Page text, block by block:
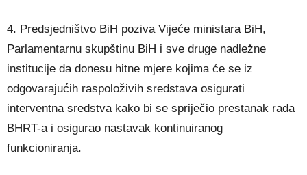
4. Predsjedništvo BiH poziva Vijeće ministara BiH,
Parlamentarnu skupštinu BiH i sve druge nadležne
institucije da donesu hitne mjere kojima će se iz
odgovarajućih raspoloživih sredstava osigurati
interventna sredstva kako bi se spriječio prestanak rada
BHRT-a i osigurao nastavak kontinuiranog
funkcioniranja.